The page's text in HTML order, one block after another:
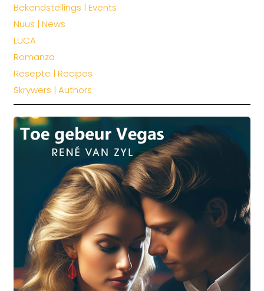
Bekendstellings | Events
Nuus | News
LUCA
Romanza
Resepte | Recipes
Skrywers | Authors